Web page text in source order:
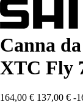
Canna
XTC Fly
164,00 € 137,00 € -